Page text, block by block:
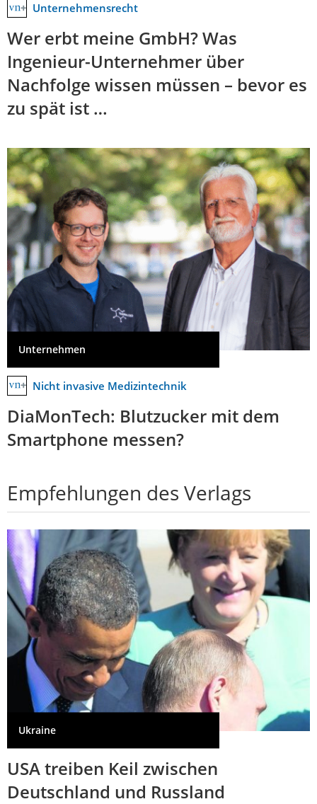
Unternehmensrecht
Wer erbt meine GmbH? Was
Ingenieur-Unternehmer über
Nachfolge wissen müssen – bevor es
zu spät ist …
Unternehmen
Nicht invasive Medizintechnik
DiaMonTech: Blutzucker mit dem
Smartphone messen?
Empfehlungen des Verlags
Ukraine
USA treiben Keil zwischen
Deutschland und Russland